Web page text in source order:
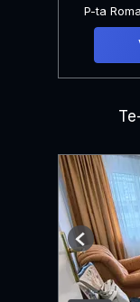
P-ta
Previous